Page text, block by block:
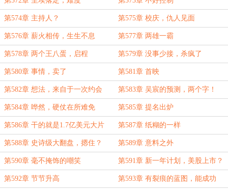
第574章 主持人？ 第575章 校庆，仇人见面
第576章 薪火相传，生生不息 第577章 两雄一霸
第578章 两个王八蛋，启程 第579章 没事少接，杀疯了
第580章 事情，卖了 第581章 首映
第582章 想法，来自于一次约会 第583章 吴宸的预测，两个字！
第584章 哗然，硬仗在所难免 第585章 提名出炉
第586章 干的就是1.7亿美元大片 第587章 纸糊的一样
第588章 史诗级大翻盘，摁住？ 第589章 意料之外
第590章 毫不掩饰的嘲笑 第591章 新一年计划，美股上市？
第592章 节节升高 第593章 有裂痕的蓝图，能成功